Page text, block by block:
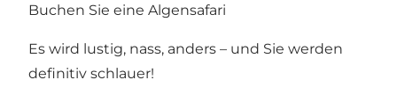
Buchen Sie eine Algensafari
Es wird lustig, nass, anders – und Sie werden
definitiv schlauer!